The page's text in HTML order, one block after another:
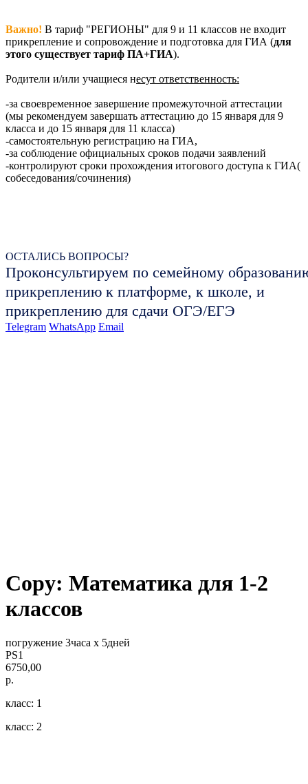
Важно! В тариф "РЕГИОНЫ" для 9 и 11 классов не входит
прикрепление и сопровождение и подготовка для ГИА (для
этого существует тариф ПА+ГИА).
Родители и/или учащиеся несут ответственность:
-за своевременное завершение промежуточной аттестации
(мы рекомендуем завершать аттестацию до 15 января для 9
класса и до 15 января для 11 класса)
-самостоятельную регистрацию на ГИА,
-за соблюдение официальных сроков подачи заявлений
-контролируют сроки прохождения итогового доступа к ГИА(
собеседования/сочинения)
ОСТАЛИСЬ ВОПРОСЫ?
Проконсультируем по семейному
прикреплению к платформе, к школе, и
прикреплению для сдачи ОГЭ/ЕГЭ
Telegram WhatsApp Email
Copy: Математика для 1-2
классов
погружение 3часа х 5дней
PS1
6750,00
р.
класс: 1
класс: 2